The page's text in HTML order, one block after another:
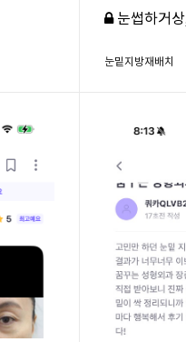
눈썹하거
눈밑지방재배치